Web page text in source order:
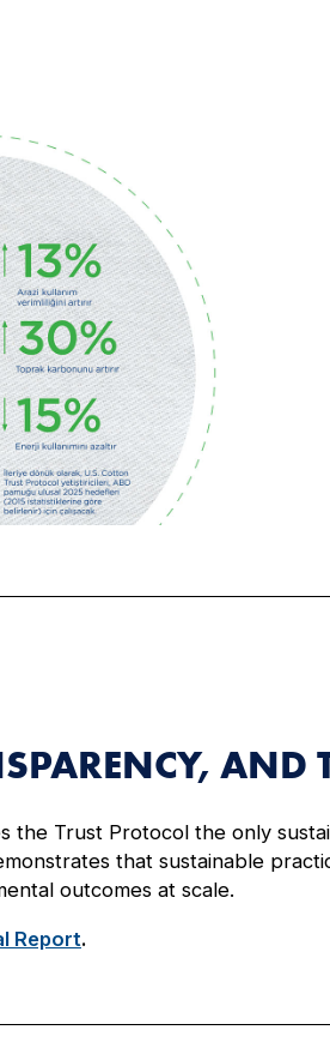
AND
the Trust Protocol the only
that sustainable
outcomes at scale.
Report.